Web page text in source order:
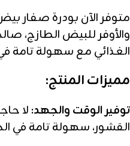
متوفر الآن بودرة صفار
والأوفر للبيض الطازج،
الغذائي مع سهولة تامة
مميزات المنتج:
توفير الوقت والجهد: لا
القشور، سهولة تامة في